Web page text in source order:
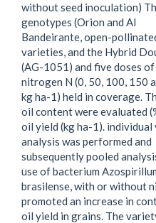
without seed inoculation)
genotypes (Orion and Al
Bandeirante, open-
varieties, and the Hybrid
(AG-1051) and five doses of
nitrogen N (0, 50, 100, 150
kg ha-1) held in coverage.
oil content were evaluated
oil yield (kg ha-1). individual
analysis was performed and
subsequently pooled
use of bacterium
brasilense, with or without
promoted an increase in
oil yield in grains. The